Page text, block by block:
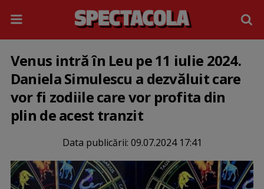
Venus intră în Leu pe 11 iulie 2024.
Daniela Simulescu a dezvăluit care
vor fi zodiile care vor profita din
plin de acest tranzit
Data publicării: 09.07.2024 17:41